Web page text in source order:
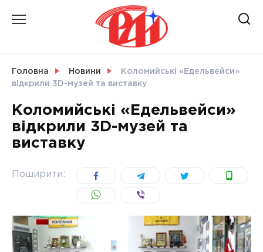
Головна Новини
Коломийські «Едельвейси»
відкрили 3D-музей та виставку
Коломийські «Едельвейси»
відкрили 3D-музей та
виставку
Поширити: